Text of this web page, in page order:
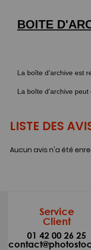
BOITE
La boîte d'archive est
La boîte d'archive peut
LISTE DES
Aucun avis n'a été
Service
Client
01 42 00 26 25